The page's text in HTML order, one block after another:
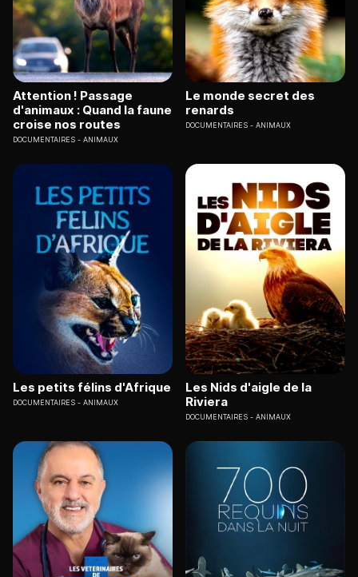
Attention ! Passage
d'animaux : Quand la faune
croise nos routes
DOCUMENTAIRES ANIMAUX
Le monde secret des
renards
DOCUMENTAIRES ANIMAUX
Les petits félins d'Afrique
DOCUMENTAIRES ANIMAUX
Les Nids d'aigle de la
Riviera
DOCUMENTAIRES ANIMAUX